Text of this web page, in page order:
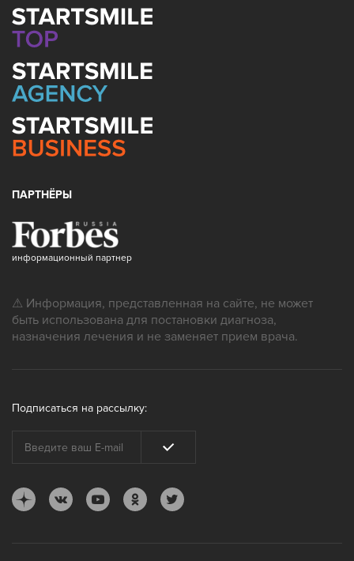
ПАРТНЁРЫ
информационный партнер
⚠ Информация, представленная на сайте, не может
быть использована для постановки диагноза,
назначения лечения и не заменяет прием врача.
Подписаться на рассылку: